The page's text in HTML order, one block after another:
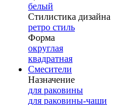
белый
Стилистика дизайна
ретро стиль
Форма
округлая
квадратная
Смесители
Назначение
для раковины
для раковины-чаши